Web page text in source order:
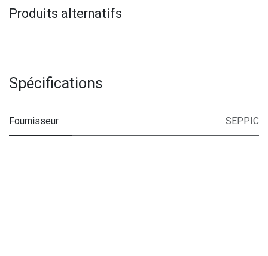
Produits alternatifs
Spécifications
Fournisseur SEPPIC